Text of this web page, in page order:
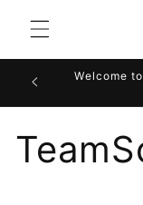
siirry
sisältöön
Welcome